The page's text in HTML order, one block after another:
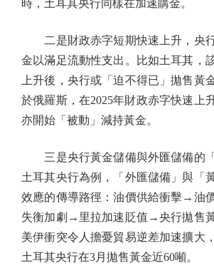
時，土耳其央行同樣在加速購金。
二是財政赤字短期快速上升，央
金以滿足流動性支出。比如土耳其，
上升後，央行或「迫不得已」拋售黃
於俄羅斯，在2025年財政赤字快速上
亦開始「被動」減持黃金。
三是央行黃金儲備與外匯儲備的
土耳其央行為例，「外匯儲備」與「
效應的傳導路徑：油價供給衝擊→油
失衡加劇→里拉加速貶值→央行拋售黃
美伊衝突令人擔憂貿易逆差加速擴大
土耳其央行在3月拋售黃金近60噸。